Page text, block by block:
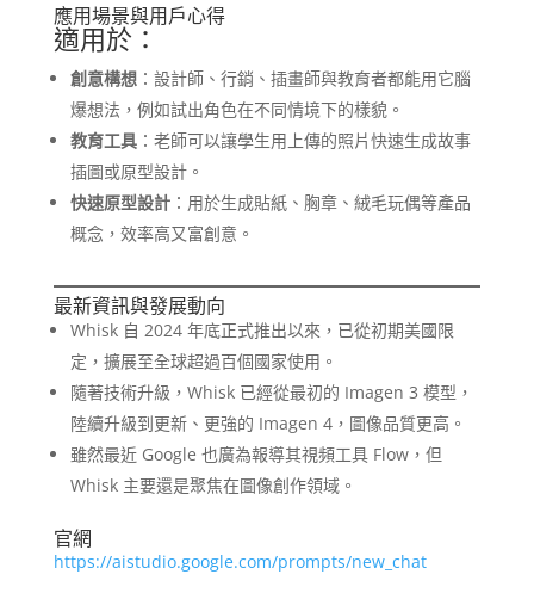
應用場景與用戶心得
適用於：
創意構想：設計師、行銷、插畫師與教育者都能用它腦
爆想法，例如試出角色在不同情境下的樣貌。
教育工具：老師可以讓學生用上傳的照片快速生成故事
插圖或原型設計。
快速原型設計：用於生成貼紙、胸章、絨毛玩偶等產品
概念，效率高又富創意。
最新資訊與發展動向
Whisk 自 2024 年底正式推出以來，已從初期美國限
定，擴展至全球超過百個國家使用。
隨著技術升級，Whisk 已經從最初的 Imagen 3 模型，
陸續升級到更新、更強的 Imagen 4，圖像品質更高。
雖然最近 Google 也廣為報導其視頻工具 Flow，但
Whisk 主要還是聚焦在圖像創作領域。
官網
https://aistudio.google.com/prompts/new_chat